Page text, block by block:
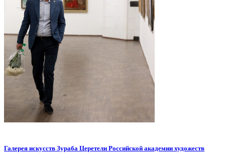
Галерея искусств Зураба Церетели Российской академии художеств